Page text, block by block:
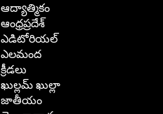
ఆద్యాత్మికం
ఆంధ్రప్రదేశ్
ఎడిటోరియల్
ఎలమంద
క్రీడలు
ఖుల్లమ్ ఖుల్లా
జాతీయం